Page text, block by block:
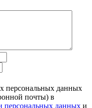
персональных данных
почты) в
персональных данных и